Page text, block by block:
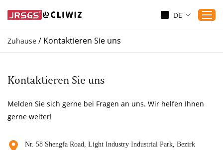
Produkte
Sicherung
DE
Zuhause / Kontaktieren Sie uns
Kontaktieren Sie uns
Melden Sie sich gerne bei Fragen an uns. Wir helfen Ihnen
gerne weiter!
Nr. 58 Shengfa Road, Light Industry Industrial Park, Bezirk